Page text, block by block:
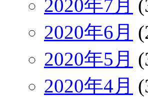
2020年7月
2020年6月
2020年5月
2020年4月